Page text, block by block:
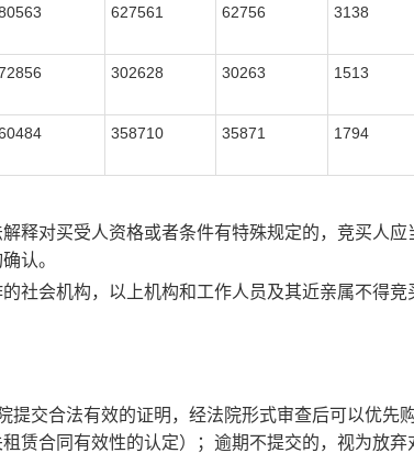
627561 62756 3138
302628 30263 1513
358710 35871 1794
释对买受人资格或者条件有特殊规定的，竞买人应
认。
社会机构，以上机构和工作人员及其近亲属不得竞
提交合法有效的证明，经法院形式审查后可以优先
赁合同有效性的认定）；逾期不提交的，视为放弃